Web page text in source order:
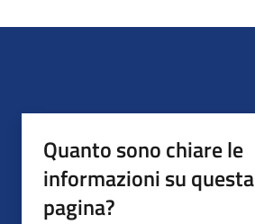
Quanto sono chiare le
informazioni su questa
pagina?